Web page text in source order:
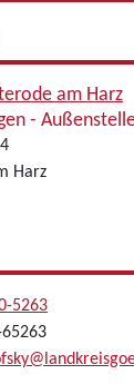
am Harz
-
Harz
5263